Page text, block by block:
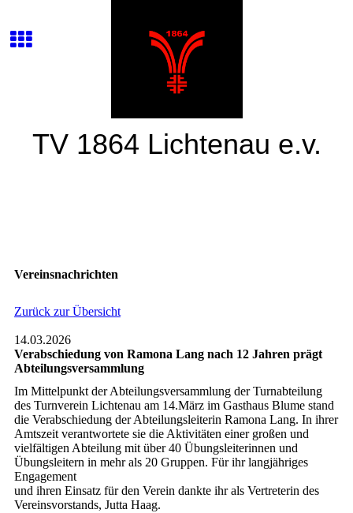
TV 1864 Lichtenau e.v.
Vereinsnachrichten
Zurück zur Übersicht
14.03.2026
Verabschiedung von Ramona Lang nach 12 Jahren prägt
Abteilungsversammlung
Im Mittelpunkt der Abteilungsversammlung der Turnabteilung
des Turnverein Lichtenau am 14.März im Gasthaus Blume stand
die Verabschiedung der Abteilungsleiterin Ramona Lang. In ihrer
Amtszeit verantwortete sie die Aktivitäten einer großen und
vielfältigen Abteilung mit über 40 Übungsleiterinnen und
Übungsleitern in mehr als 20 Gruppen. Für ihr langjähriges
Engagement
und ihren Einsatz für den Verein dankte ihr als Vertreterin des
Vereinsvorstands, Jutta Haag.